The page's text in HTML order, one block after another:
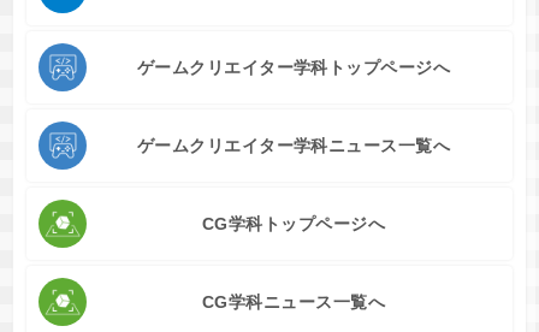
ゲームクリエイター学科トップページへ
ゲームクリエイター学科ニュース一覧へ
CG学科トップページへ
CG学科ニュース一覧へ